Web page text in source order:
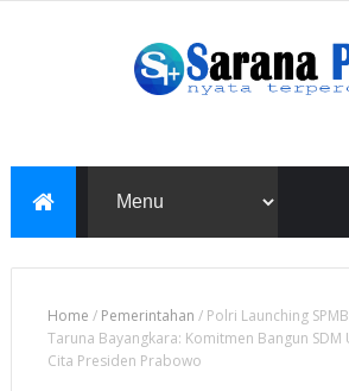
Home / Pemerintahan / Polri Launching
Taruna Bayangkara: Komitmen Bangun SDM
Cita Presiden Prabowo